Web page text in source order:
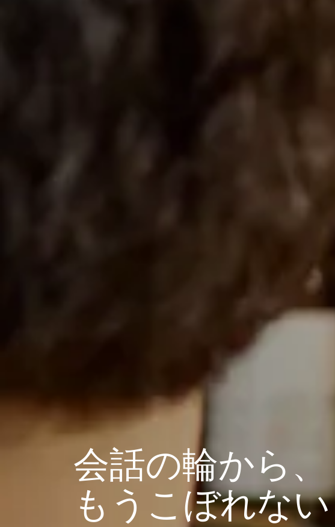
会話の輪から、
もうこぼれない